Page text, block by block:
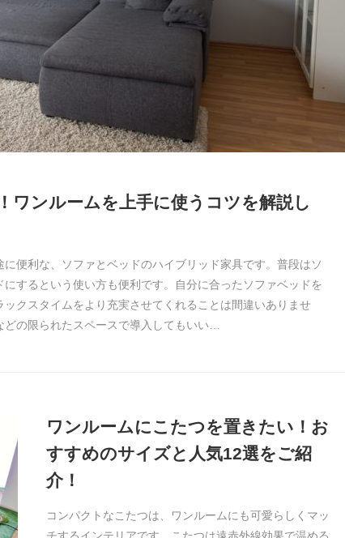
ワンルームを上手に使うコツを解説し
便利な、ソファとベッドのハイブリッド家具です。普段はソ
するという使い方も便利です。自分に合ったソファベッドを
クスタイムをより充実させてくれることは間違いありませ
の限られたスペースで導入してもいい…
ワンルームにこたつを置きたい！お
すすめのサイズと人気12選をご紹
介！
コンパクトなこたつは、ワンルームにも可愛らしくマッ